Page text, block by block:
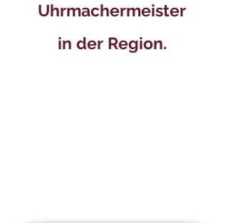
Uhrmachermeister
in der Region.​